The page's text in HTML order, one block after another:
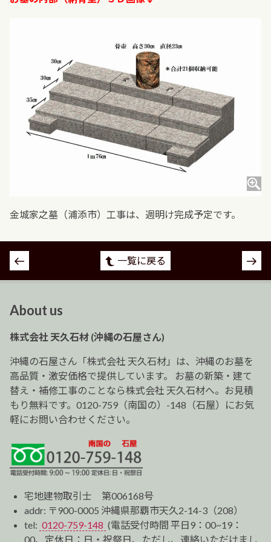
金城家之墓（浦添市）工事は、週明け完成予定です。
投
稿
ゲ
ー
シ
ョ
ン
一覧に戻る
About us
株式会社 天久石材 (沖縄の石屋さん)
沖縄の石屋さん「株式会社 天久石材」は、沖縄のお墓を
高品質・激安価格で提供しています。 お墓の新築・建て
替え・補修工事のことなら株式会社 天久石材へ。お見積
もり無料です。0120-759（南国の）-148（石屋）にお気
軽にお問い合わせください。
宅地建物取引士 第006168号
addr: 〒900-0005 沖縄県那覇市天久2-14-3（208）
tel: 0120-759-148 (電話受付時間 平日9：00~19：
00、定休日：日・祝祭日、ただし、連絡いただけまし